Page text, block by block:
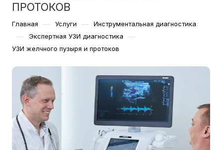
ПРОТОКОВ
Главная — Услуги — Инструментальная диагностика
— Экспертная УЗИ диагностика —
УЗИ желчного пузыря и протоков